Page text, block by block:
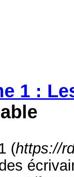
1 :
(https://